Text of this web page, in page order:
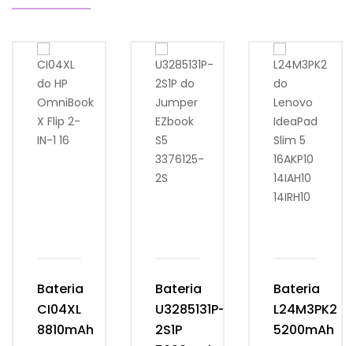
Bateria
CI04XL
8810mAh
Bateria
U3285131P-
2S1P
Bateria
L24M3PK2
5200mAh